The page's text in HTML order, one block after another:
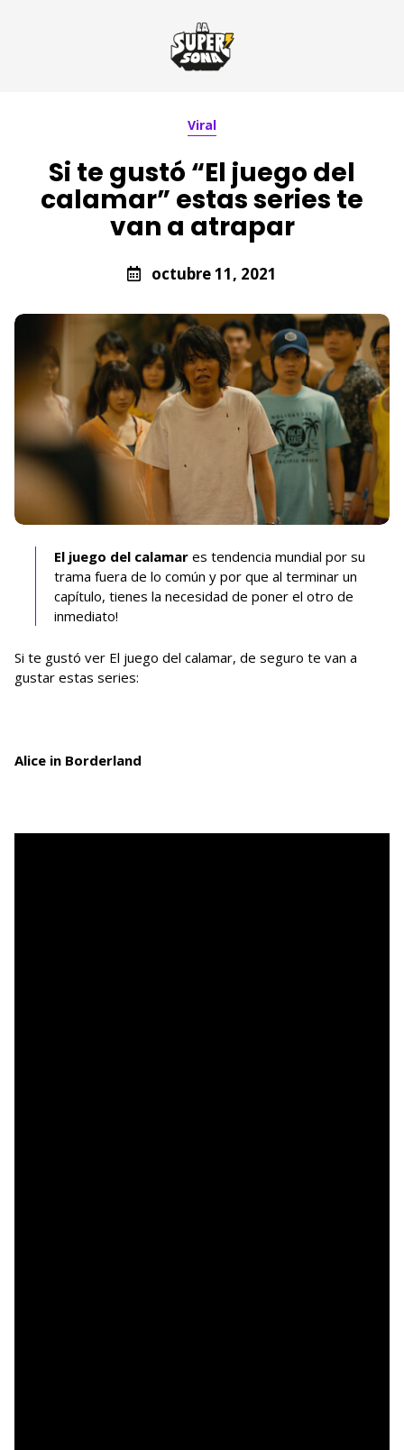
Viral
Si te gustó “El juego del
calamar” estas series te
van a atrapar
octubre 11, 2021
El juego del calamares tendencia mundial por su
trama fuera de lo común y por que al terminar un
capítulo, tienes la necesidad de poner el otro de
inmediato!
Si te gustó ver El juego del calamar, de seguro te van a
gustar estas series:
Alice in Borderland